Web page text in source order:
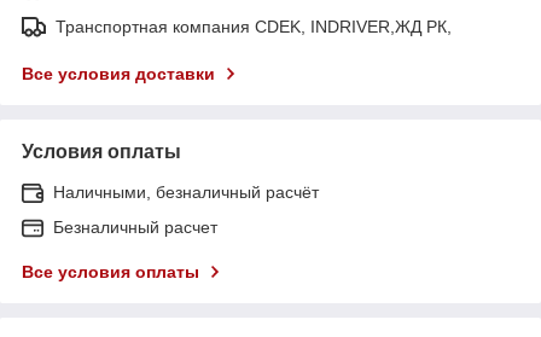
Транспортная компания CDEK, INDRIVER,ЖД РК,
Все условия доставки
Условия оплаты
Наличными, безналичный расчёт
Безналичный расчет
Все условия оплаты